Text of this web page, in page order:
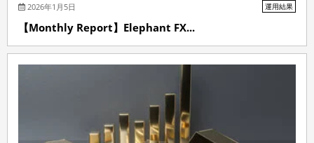
2026年1月5日 運用結果
【Monthly Report】Elephant FX...